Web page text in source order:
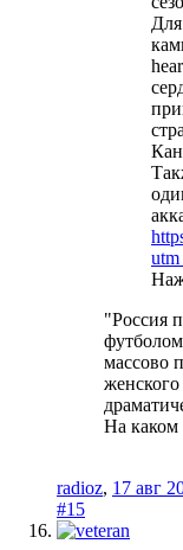
"Россия
массово
женского
На каком
radioz, 17 авг
#15